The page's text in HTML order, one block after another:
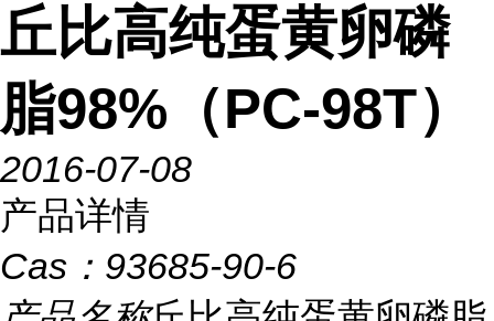
丘比高纯蛋黄卵磷
脂98%（PC-98T）
2016-07-08
产品详情
Cas： 93685-90-6